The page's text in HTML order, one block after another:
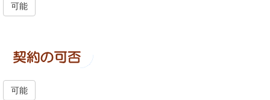
可能
可能